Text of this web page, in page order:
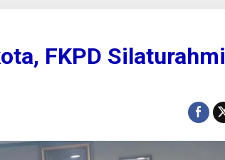
FKPD Silaturahmi